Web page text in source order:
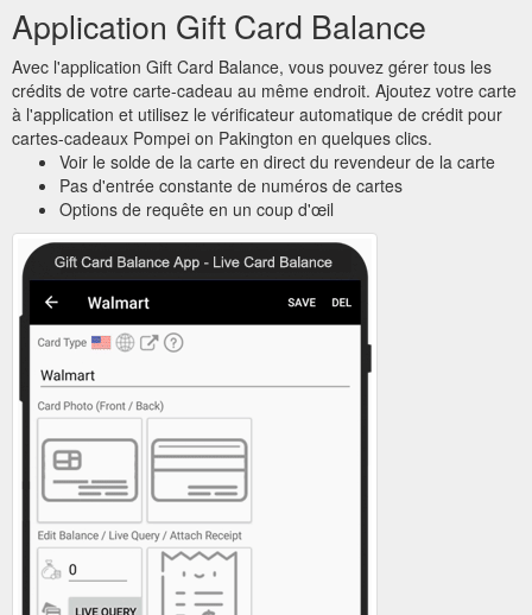
Application Gift Card Balance
Avec l'application Gift Card Balance, vous pouvez gérer tous les
crédits de votre carte-cadeau au même endroit. Ajoutez votre carte
à l'application et utilisez le vérificateur automatique de crédit pour
cartes-cadeaux Pompei on Pakington en quelques clics.
Voir le solde de la carte en direct du revendeur de la carte
Pas d'entrée constante de numéros de cartes
Options de requête en un coup d'œil